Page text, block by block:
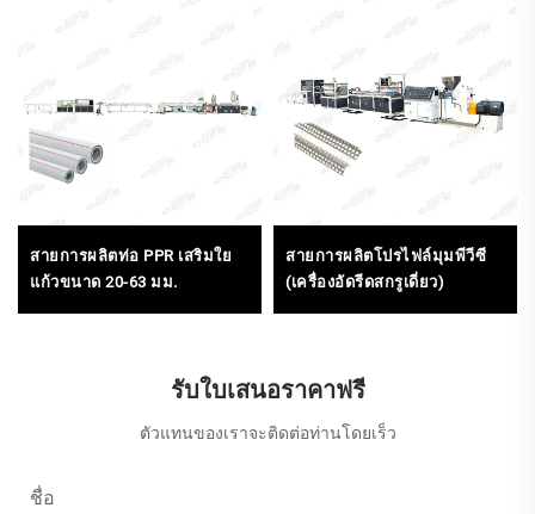
สายการผลิตท่อ PPR เสริมใย
แก้วขนาด 20-63 มม.
สายการผลิตโปรไฟล์มุมพีวีซี
(เครื่องอัดรีดสกรูเดี่ยว)
รับใบเสนอราคาฟรี
ตัวแทนของเราจะติดต่อท่านโดยเร็ว
ชื่อ